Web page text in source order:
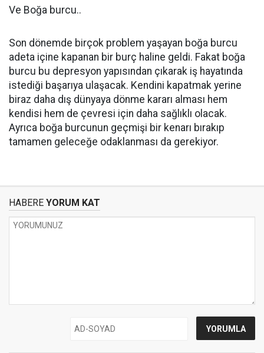
Ve Boğa burcu..
Son dönemde birçok problem yaşayan boğa burcu
adeta içine kapanan bir burç haline geldi. Fakat boğa
burcu bu depresyon yapısından çıkarak iş hayatında
istediği başarıya ulaşacak. Kendini kapatmak yerine
biraz daha dış dünyaya dönme kararı alması hem
kendisi hem de çevresi için daha sağlıklı olacak.
Ayrıca boğa burcunun geçmişi bir kenarı bırakıp
tamamen geleceğe odaklanması da gerekiyor.
HABERE YORUM KAT